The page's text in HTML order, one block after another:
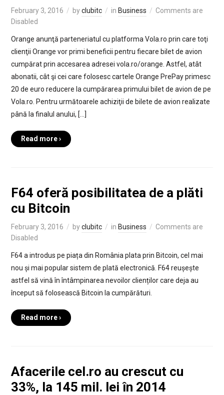
February 3, 2016 byclubitc in Business
Comments are
Disabled
Orange anunţă parteneriatul cu platforma Vola.ro prin care toţi
clienţii Orange vor primi beneficii pentru fiecare bilet de avion
cumpărat prin accesarea adresei vola.ro/orange. Astfel, atât
abonatii, cât şi cei care folosesc cartele Orange PrePay primesc
20 de euro reducere la cumpărarea primului bilet de avion de pe
Vola.ro. Pentru următoarele achiziţii de bilete de avion realizate
până la finalul anului, […]
Read more ›
F64 oferă posibilitatea de a plăti
cu Bitcoin
February 3, 2016 byclubitc in Business
Comments are
Disabled
F64 a introdus pe piața din România plata prin Bitcoin, cel mai
nou și mai popular sistem de plată electronică. F64 reușește
astfel să vină în întâmpinarea nevoilor clienților care deja au
început să folosească Bitcoin la cumpărături.
Read more ›
Afacerile cel.ro au crescut cu
33%, la 145 mil. lei în 2014